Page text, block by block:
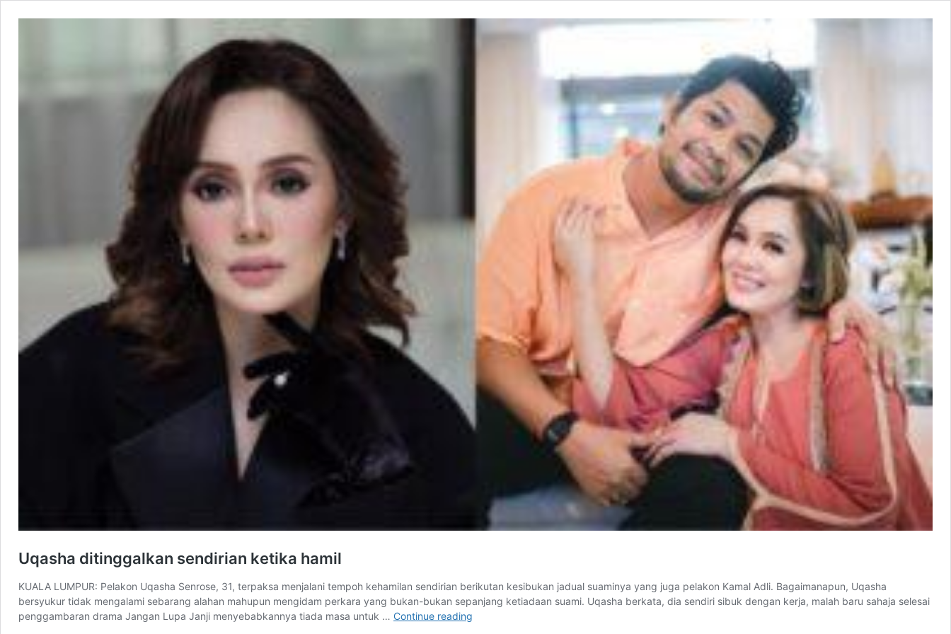
Uqasha ditinggalkan sendirian ketika hamil
KUALA LUMPUR: Pelakon Uqasha Senrose, 31, terpaksa menjalani tempoh kehamilan sendirian berikutan kesibukan jadual suaminya yang juga pelakon Kamal Adli. Bagaimanapun, Uqasha
bersyukur tidak mengalami sebarang alahan mahupun mengidam perkara yang bukan-bukan sepanjang ketiadaan suami. Uqasha berkata, dia sendiri sibuk dengan kerja, malah baru sahaja selesai
penggambaran drama Jangan Lupa Janji menyebabkannya tiada masa untuk … Continue reading